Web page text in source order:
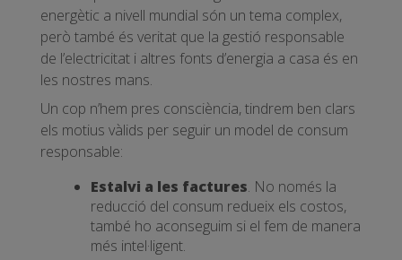
energètic a nivell mundial són un tema complex,
però també és veritat que la gestió responsable
de l’electricitat i altres fonts d’energia a casa és en
les nostres mans.
Un cop n’hem pres consciència, tindrem ben clars
els motius vàlids per seguir un model de consum
responsable:
Estalvi a les factures. No només la
reducció del consum redueix els costos,
també ho aconseguim si el fem de manera
més intel·ligent.